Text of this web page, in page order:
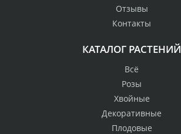
Отзывы
Контакты
КАТАЛОГ РАСТЕНИЙ
Всё
Розы
Хвойные
Декоративные
Плодовые